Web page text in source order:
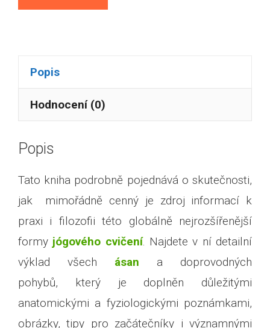
Popis
Hodnocení (0)
Popis
Tato kniha podrobně pojednává o skutečnosti,
jak mimořádně cenný je zdroj informací k
praxi i filozofii této globálně nejrozšířenější
formy jógového cvičení. Najdete v ní detailní
výklad všech ásan a doprovodných
pohybů, který je doplněn důležitými
anatomickými a fyziologickými poznámkami,
obrázky, tipy pro začátečníky i významnými